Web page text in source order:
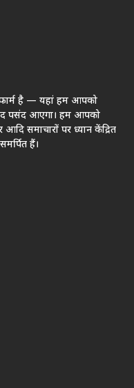
है — यहां हम आपको
पसंद आएगा। हम आपको
आदि समाचारों पर ध्यान केंद्रित
हैं।